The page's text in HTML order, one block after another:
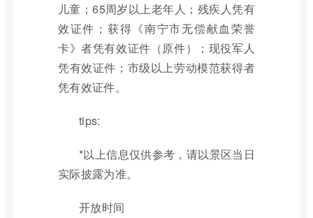
儿童；65周岁以上老年人；残疾人凭有
效证件；获得《南宁市无偿献血荣誉
卡》者凭有效证件（原件）；现役军人
凭有效证件；市级以上劳动模范获得者
凭有效证件。
tips:
*以上信息仅供参考，请以景区当日
实际披露为准。
开放时间